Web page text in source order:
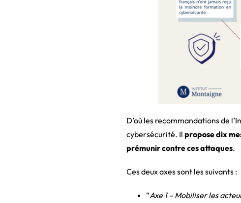
D’où les recommandations de
cybersécurité. Il propose dix
prémunir contre ces attaques.
Ces deux axes sont les suivants :
“Axe 1 – Mobiliser les